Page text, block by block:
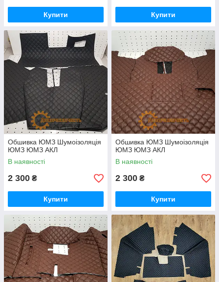
Купити Купити
Обшивка ЮМЗ Шумоізоляція
ЮМЗ ЮМЗ АКЛ
В наявності
2 300 ₴
Купити
Обшивка ЮМЗ Шумоізоляція
ЮМЗ ЮМЗ АКЛ
В наявності
2 300 ₴
Купити